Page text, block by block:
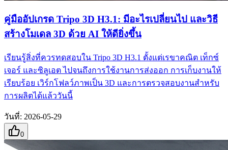
คู่มืออัปเกรด Tripo 3D H3.1: มีอะไรเปลี่ยนไป และวิธี
สร้างโมเดล 3D ด้วย AI ให้ดียิ่งขึ้น
เรียนรู้สิ่งที่ควรทดสอบใน Tripo 3D H3.1 ตั้งแต่เรขาคณิต เท็กซ์
เจอร์ และซิลูเอต ไปจนถึงการใช้งานการส่งออก การเก็บงานให้
เรียบร้อย เวิร์กโฟลว์ภาพเป็น 3D และการตรวจสอบงานสำหรับ
การผลิตได้แล้ววันนี้
วันที่: 2026-05-29
0